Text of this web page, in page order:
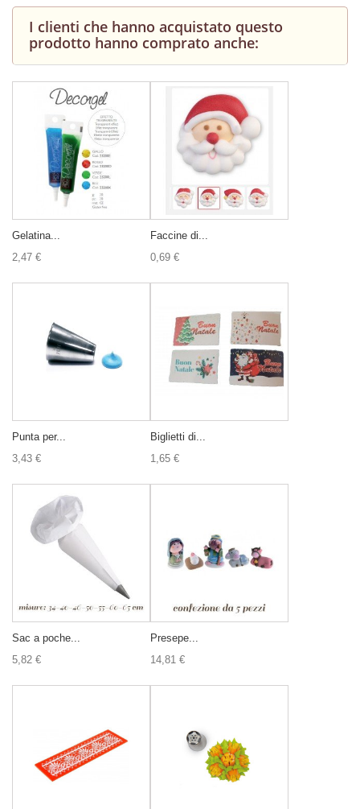
I clienti che hanno acquistato questo
prodotto hanno comprato anche:
Gelatina...
2,47 €
Faccine di...
0,69 €
Punta per...
3,43 €
Biglietti di...
1,65 €
Sac a poche...
5,82 €
Presepe...
14,81 €